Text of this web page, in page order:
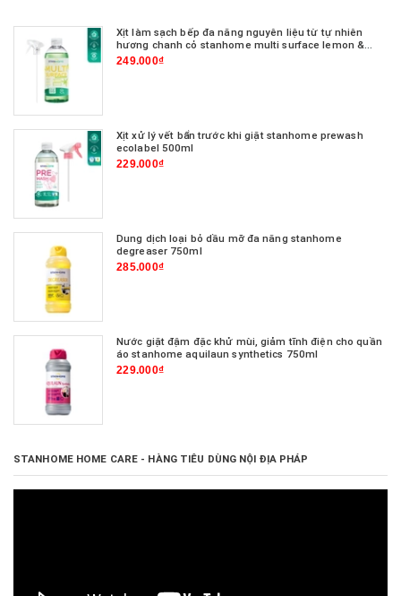
Xịt làm sạch bếp đa năng nguyên liệu từ tự nhiên
hương chanh cỏ stanhome multi surface lemon &
verbena scent 500ml
249.000₫
Xịt xử lý vết bẩn trước khi giặt stanhome prewash
ecolabel 500ml
229.000₫
Dung dịch loại bỏ dầu mỡ đa năng stanhome
degreaser 750ml
285.000₫
Nước giặt đậm đặc khử mùi, giảm tĩnh điện cho quần
áo stanhome aquilaun synthetics 750ml
229.000₫
STANHOME HOME CARE - HÀNG TIÊU DÙNG NỘI ĐỊA PHÁP